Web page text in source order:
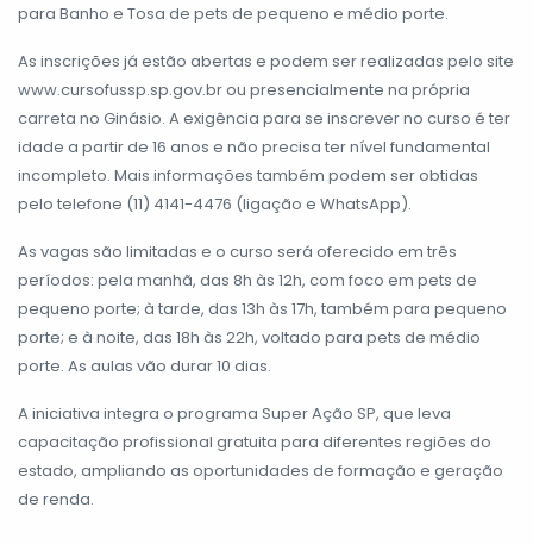
para Banho e Tosa de pets de pequeno e médio porte.
As inscrições já estão abertas e podem ser realizadas pelo site
www.cursofussp.sp.gov.br ou presencialmente na própria
carreta no Ginásio. A exigência para se inscrever no curso é ter
idade a partir de 16 anos e não precisa ter nível fundamental
incompleto. Mais informações também podem ser obtidas
pelo telefone (11) 4141-4476 (ligação e WhatsApp).
As vagas são limitadas e o curso será oferecido em três
períodos: pela manhã, das 8h às 12h, com foco em pets de
pequeno porte; à tarde, das 13h às 17h, também para pequeno
porte; e à noite, das 18h às 22h, voltado para pets de médio
porte. As aulas vão durar 10 dias.
A iniciativa integra o programa Super Ação SP, que leva
capacitação profissional gratuita para diferentes regiões do
estado, ampliando as oportunidades de formação e geração
de renda.